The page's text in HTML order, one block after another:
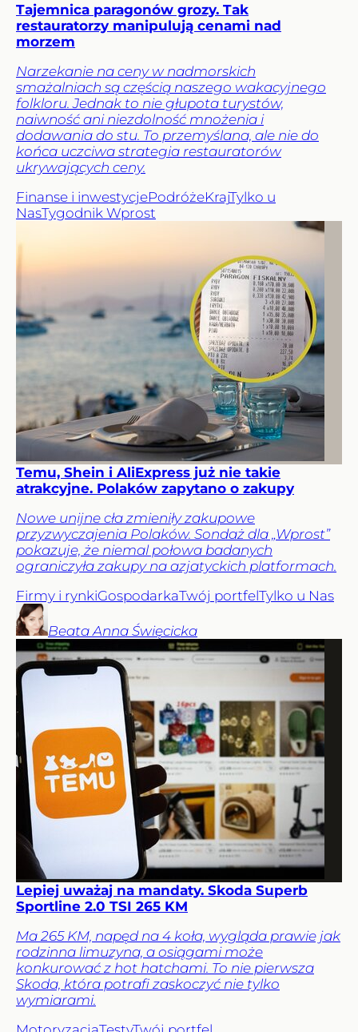
Tajemnica paragonów grozy. Tak
restauratorzy manipulują cenami nad
morzem
Narzekanie na ceny w nadmorskich
smażalniach są częścią naszego wakacyjnego
folkloru. Jednak to nie głupota turystów,
naiwność ani niezdolność mnożenia i
dodawania do stu. To przemyślana, ale nie do
końca uczciwa strategia restauratorów
ukrywających ceny.
Finanse i inwestycjePodróżeKrajTylko u
NasTygodnik Wprost
Temu, Shein i AliExpress już nie takie
atrakcyjne. Polaków zapytano o zakupy
Nowe unijne cła zmieniły zakupowe
przyzwyczajenia Polaków. Sondaż dla „Wprost”
pokazuje, że niemal połowa badanych
ograniczyła zakupy na azjatyckich platformach.
Firmy i rynkiGospodarkaTwój portfelTylko u Nas
Beata Anna Święcicka
Lepiej uważaj na mandaty. Skoda Superb
Sportline 2.0 TSI 265 KM
Ma 265 KM, napęd na 4 koła, wygląda prawie jak
rodzinna limuzyna, a osiągami może
konkurować z hot hatchami. To nie pierwsza
Skoda, która potrafi zaskoczyć nie tylko
wymiarami.